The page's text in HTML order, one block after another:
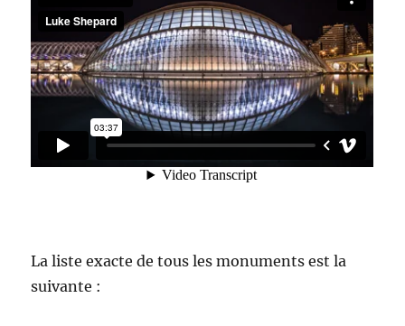
La liste exacte de tous les monuments est la
suivante :